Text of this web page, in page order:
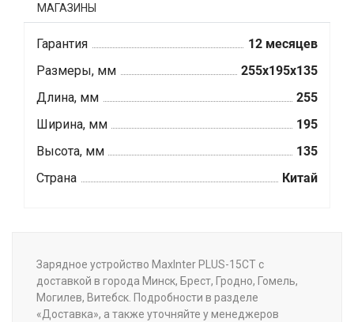
МАГАЗИНЫ
Гарантия
12 месяцев
Размеры, мм
255x195x135
Длина, мм
255
Ширина, мм
195
Высота, мм
135
Страна
Китай
Зарядное устройство MaxInter PLUS-15CT с
доставкой в города Минск, Брест, Гродно, Гомель,
Могилев, Витебск. Подробности в разделе
«Доставка», а также уточняйте у менеджеров